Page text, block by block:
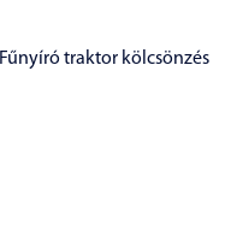
Fűnyíró traktor kölcsönzés